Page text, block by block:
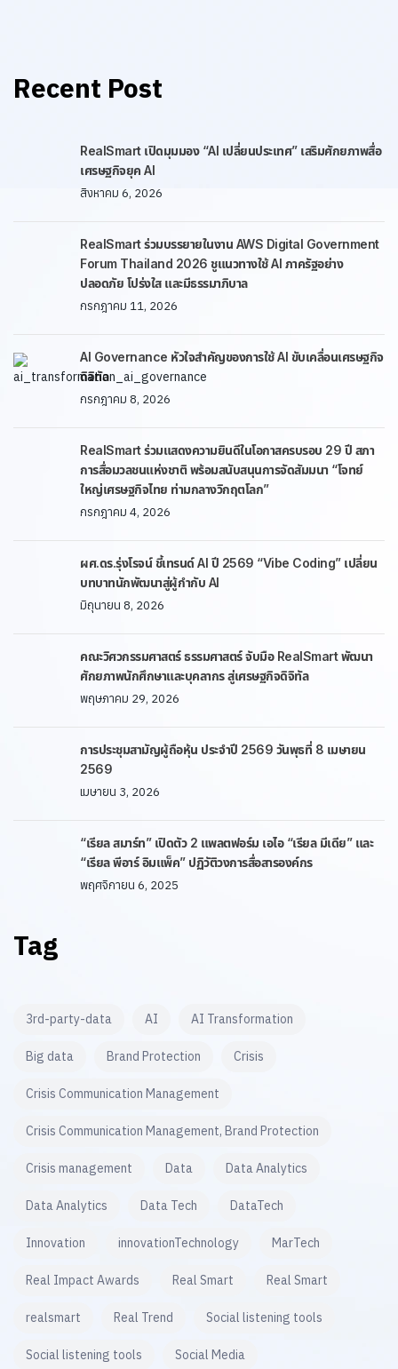
Recent Post
RealSmart เปิดมุมมอง “AI เปลี่ยนประเทศ” เสริมศักยภาพสื่อ
เศรษฐกิจยุค AI
สิงหาคม 6, 2026
RealSmart ร่วมบรรยายในงาน AWS Digital Government
Forum Thailand 2026 ชูแนวทางใช้ AI ภาครัฐอย่าง
ปลอดภัย โปร่งใส และมีธรรมาภิบาล
กรกฎาคม 11, 2026
AI Governance หัวใจสำคัญของการใช้ AI ขับเคลื่อนเศรษฐกิจ
ดิจิทัล
กรกฎาคม 8, 2026
RealSmart ร่วมแสดงความยินดีในโอกาสครบรอบ 29 ปี สภา
การสื่อมวลชนแห่งชาติ พร้อมสนับสนุนการจัดสัมมนา “โจทย์
ใหญ่เศรษฐกิจไทย ท่ามกลางวิกฤตโลก”
กรกฎาคม 4, 2026
ผศ.ดร.รุ่งโรจน์ ชี้เทรนด์ AI ปี 2569 “Vibe Coding” เปลี่ยน
บทบาทนักพัฒนาสู่ผู้กำกับ AI
มิถุนายน 8, 2026
คณะวิศวกรรมศาสตร์ ธรรมศาสตร์ จับมือ RealSmart พัฒนา
ศักยภาพนักศึกษาและบุคลากร สู่เศรษฐกิจดิจิทัล
พฤษภาคม 29, 2026
การประชุมสามัญผู้ถือหุ้น ประจำปี 2569 วันพุธที่ 8 เมษายน
2569
เมษายน 3, 2026
“เรียล สมาร์ท” เปิดตัว 2 แพลตฟอร์ม เอไอ “เรียล มีเดีย” และ
“เรียล พีอาร์ อิมแพ็ค” ปฏิวัติวงการสื่อสารองค์กร
พฤศจิกายน 6, 2025
Tag
3rd-party-data AI AI Transformation
Big data Brand Protection Crisis
Crisis Communication Management
Crisis Communication Management, Brand Protection
Crisis management Data Data Analytics
Data Analytics Data Tech DataTech
Innovation innovationTechnology MarTech
Real Impact Awards Real Smart Real Smart
realsmart Real Trend Social listening tools
Social listening tools Social Media